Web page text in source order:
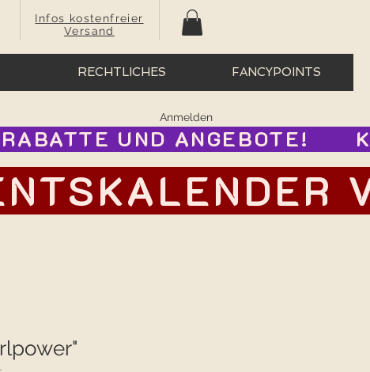
Infos kostenfreier
Versand
RECHTLICHES FANCYPOINTS
Anmelden
RABATTE UND ANGEBOTE!